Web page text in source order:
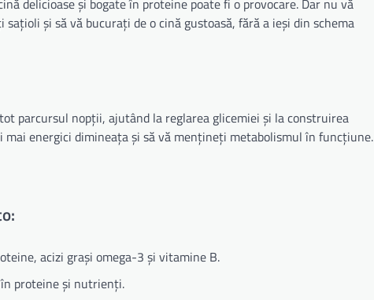
delicioase și bogate în proteine poate fi o provocare. Dar nu vă
și să vă bucurați de o cină gustoasă, fără a ieși din schema
parcursul nopții, ajutând la reglarea glicemiei și la construirea
energici dimineața și să vă mențineți metabolismul în funcțiune.
acizi grași omega-3 și vitamine B.
proteine și nutrienți.